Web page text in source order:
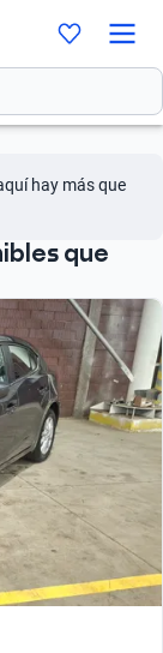
hay más que
que